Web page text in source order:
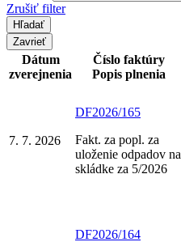
Zrušiť filter
Zavrieť
Dátum
zverejnenia
Číslo faktúry
Popis plnenia
7. 7. 2026
DF2026/165
Fakt. za popl. za
uloženie odpadov na
skládke za 5/2026
DF2026/164